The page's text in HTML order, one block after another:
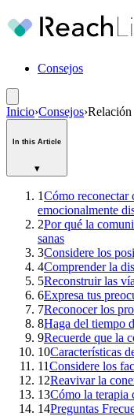
Consejos
Inicio›Consejos›Relación
In this Article
▾
1Cómo reconectar
emocionalmente
2Por qué la
sanas
3Considere los
4Comprender la
5Reconstruir las
6Expresa tus
7Reconocer los
8Haga del tiempo
9Recuerde que la
10Características
11Considere los
12Reavivar la
13Cómo la terapia
14Preguntas